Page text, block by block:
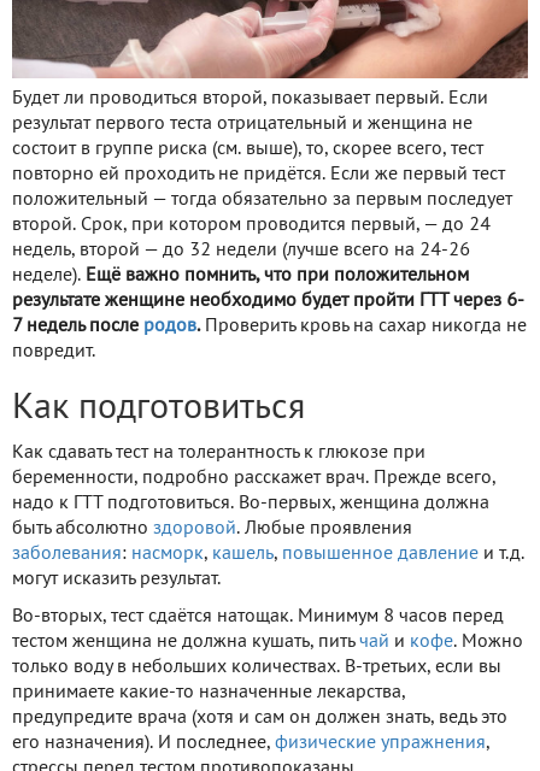
Будет ли проводиться второй, показывает первый. Если
результат первого теста отрицательный и женщина не
состоит в группе риска (см. выше), то, скорее всего, тест
повторно ей проходить не придётся. Если же первый тест
положительный — тогда обязательно за первым последует
второй. Срок, при котором проводится первый, — до 24
недель, второй — до 32 недели (лучше всего на 24-26
неделе). Ещё важно помнить, что при положительном
результате женщине необходимо будет пройти ГТТ через 6-
7 недель после родов.
Проверить кровь на сахар никогда не
повредит.
Как подготовиться
Как сдавать тест на толерантность к глюкозе при
беременности, подробно расскажет врач. Прежде всего,
надо к ГТТ подготовиться. Во-первых, женщина должна
быть абсолютно здоровой. Любые проявления
заболевания: насморк, кашель, повышенное давление и т.д.
могут исказить результат.
Во-вторых, тест сдаётся натощак. Минимум 8 часов перед
тестом женщина не должна кушать, пить чай и кофе. Можно
только воду в небольших количествах. В-третьих, если вы
принимаете какие-то назначенные лекарства,
предупредите врача (хотя и сам он должен знать, ведь это
его назначения). И последнее, физические упражнения,